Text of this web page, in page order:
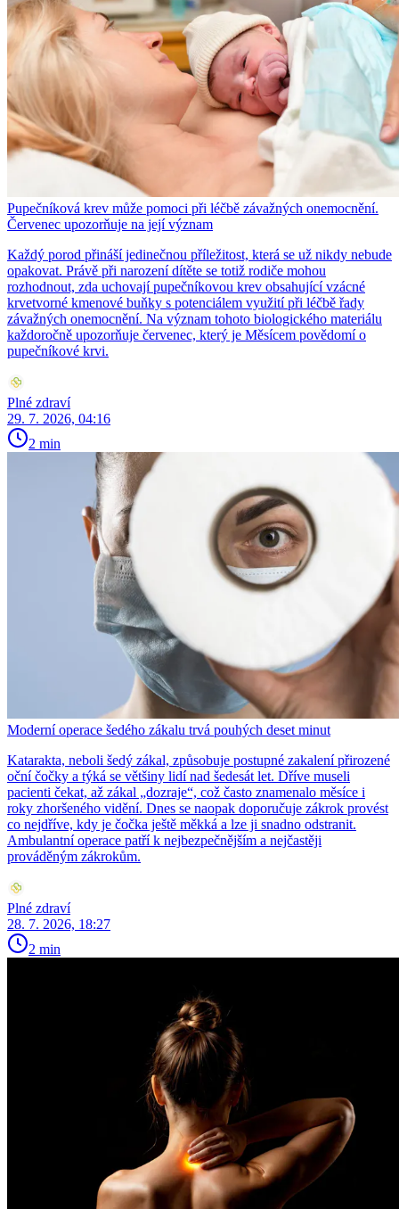
Pupečníková krev může pomoci při léčbě závažných onemocnění.
Červenec upozorňuje na její význam
Každý porod přináší jedinečnou příležitost, která se už nikdy nebude
opakovat. Právě při narození dítěte se totiž rodiče mohou
rozhodnout, zda uchovají pupečníkovou krev obsahující vzácné
krvetvorné kmenové buňky s potenciálem využití při léčbě řady
závažných onemocnění. Na význam tohoto biologického materiálu
každoročně upozorňuje červenec, který je Měsícem povědomí o
pupečníkové krvi.
Plné zdraví
29. 7. 2026, 04:16
2 min
Moderní operace šedého zákalu trvá pouhých deset minut
Katarakta, neboli šedý zákal, způsobuje postupné zakalení přirozené
oční čočky a týká se většiny lidí nad šedesát let. Dříve museli
pacienti čekat, až zákal „dozraje“, což často znamenalo měsíce i
roky zhoršeného vidění. Dnes se naopak doporučuje zákrok provést
co nejdříve, kdy je čočka ještě měkká a lze ji snadno odstranit.
Ambulantní operace patří k nejbezpečnějším a nejčastěji
prováděným zákrokům.
Plné zdraví
28. 7. 2026, 18:27
2 min